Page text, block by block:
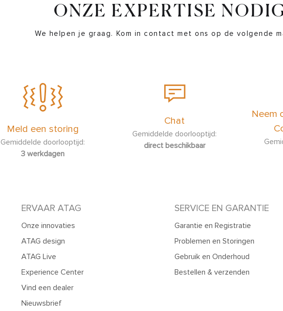
ONZE EXPERTISE
We helpen je graag. Kom in contact met ons op de volgende
Meld een storing
Gemiddelde doorlooptijd:
3 werkdagen
Chat
Gemiddelde doorlooptijd:
direct beschikbaar
Neem
ERVAAR ATAG
Onze innovaties
ATAG design
ATAG Live
Experience Center
Vind een dealer
Nieuwsbrief
SERVICE EN GARANTIE
Garantie en Registratie
Problemen en Storingen
Gebruik en Onderhoud
Bestellen & verzenden